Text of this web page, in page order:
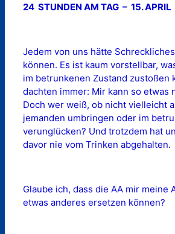
24 STUNDEN AM TAG – 15. APRIL
Jedem von uns hätte
können. Es ist kaum vorstellbar,
im betrunkenen Zustand zustoßen
dachten immer: Mir kann so etwas
Doch wer weiß, ob nicht vielleicht
jemanden umbringen oder im
verunglücken? Und trotzdem hat
davor nie vom Trinken abgehalten.
Glaube ich, dass die AA mir meine
etwas anderes ersetzen können?